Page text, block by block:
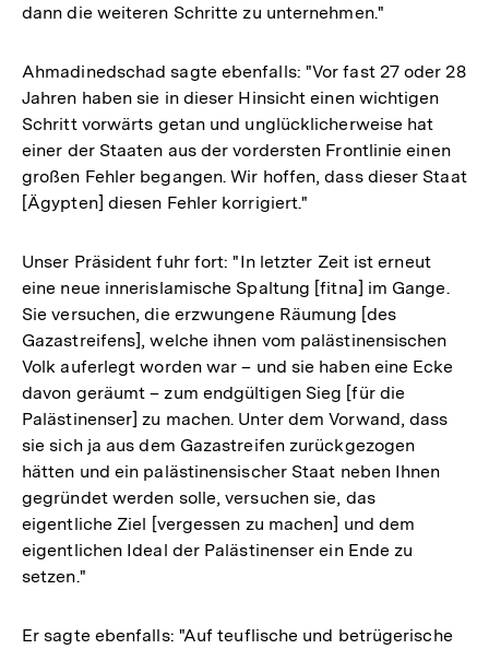
dann die weiteren Schritte zu unternehmen."
Ahmadinedschad sagte ebenfalls: "Vor fast 27 oder 28
Jahren haben sie in dieser Hinsicht einen wichtigen
Schritt vorwärts getan und unglücklicherweise hat
einer der Staaten aus der vordersten Frontlinie einen
großen Fehler begangen. Wir hoffen, dass dieser Staat
[Ägypten] diesen Fehler korrigiert."
Unser Präsident fuhr fort: "In letzter Zeit ist erneut
eine neue innerislamische Spaltung [fitna] im Gange.
Sie versuchen, die erzwungene Räumung [des
Gazastreifens], welche ihnen vom palästinensischen
Volk auferlegt worden war – und sie haben eine Ecke
davon geräumt – zum endgültigen Sieg [für die
Palästinenser] zu machen. Unter dem Vorwand, dass
sie sich ja aus dem Gazastreifen zurückgezogen
hätten und ein palästinensischer Staat neben Ihnen
gegründet werden solle, versuchen sie, das
eigentliche Ziel [vergessen zu machen] und dem
eigentlichen Ideal der Palästinenser ein Ende zu
setzen."
Er sagte ebenfalls: "Auf teuflische und betrügerische